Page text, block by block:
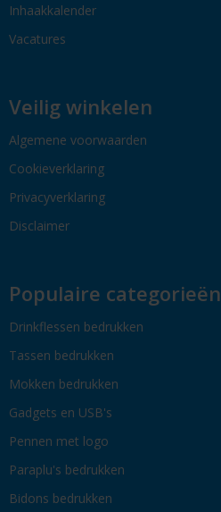
Inhaakkalender
Vacatures
Veilig winkelen
Algemene voorwaarden
Cookieverklaring
Privacyverklaring
Disclaimer
Populaire categorieën
Drinkflessen bedrukken
Tassen bedrukken
Mokken bedrukken
Gadgets en USB's
Pennen met logo
Paraplu's bedrukken
Bidons bedrukken